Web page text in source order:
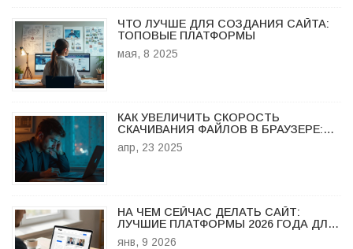
ЧТО ЛУЧШЕ ДЛЯ СОЗДАНИЯ САЙТА:
ТОПОВЫЕ ПЛАТФОРМЫ
мая, 8 2025
КАК УВЕЛИЧИТЬ СКОРОСТЬ
СКАЧИВАНИЯ ФАЙЛОВ В БРАУЗЕРЕ:
ПРОСТЫЕ СОВЕТЫ И ВАЖНЫЕ
ДЕТАЛИ
апр, 23 2025
НА ЧЕМ СЕЙЧАС ДЕЛАТЬ САЙТ:
ЛУЧШИЕ ПЛАТФОРМЫ 2026 ГОДА ДЛЯ
РАЗНЫХ ЗАДАЧ
янв, 9 2026